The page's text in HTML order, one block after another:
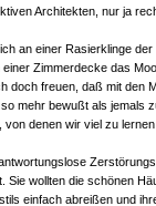
Architekten, nur ja
an einer Rasierklinge
einer Zimmerdecke das
doch freuen, daß mit den
mehr bewußt als jemals
von denen wir viel zu
Sie wollten die schönen
einfach abreißen und